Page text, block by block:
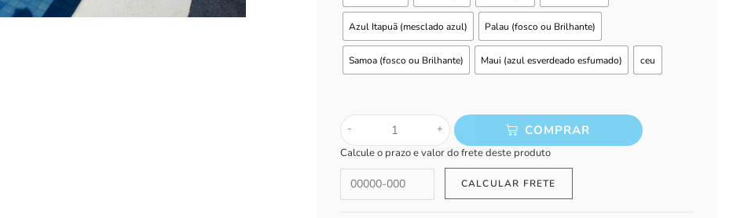
Azul Itapuã (mesclado azul) Palau (fosco ou Brilhante)
Samoa (fosco ou Brilhante) Maui (azul esverdeado esfumado) ceu
- + COMPRAR
Calcule o prazo e valor do frete deste produto